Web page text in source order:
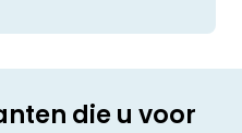
die u voor